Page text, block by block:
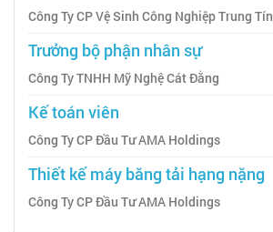
Công Ty CP Vệ Sinh Công Nghiệp Trung Tín
Trưởng bộ phận nhân sự
Công Ty TNHH Mỹ Nghệ Cát Đằng
Kế toán viên
Công Ty CP Đầu Tư AMA Holdings
Thiết kế máy băng tải hạng nặng
Công Ty CP Đầu Tư AMA Holdings